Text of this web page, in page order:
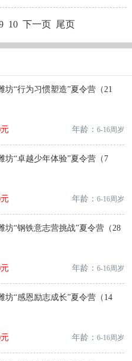
10 下一页 尾页
坊“行为习惯塑造”夏令营（21
元 年龄： 6-16周岁
坊“卓越少年体验”夏令营（7
元 年龄： 6-16周岁
坊“钢铁意志营挑战”夏令营（28
元 年龄： 6-16周岁
坊“感恩励志成长”夏令营（14
元 年龄： 6-16周岁